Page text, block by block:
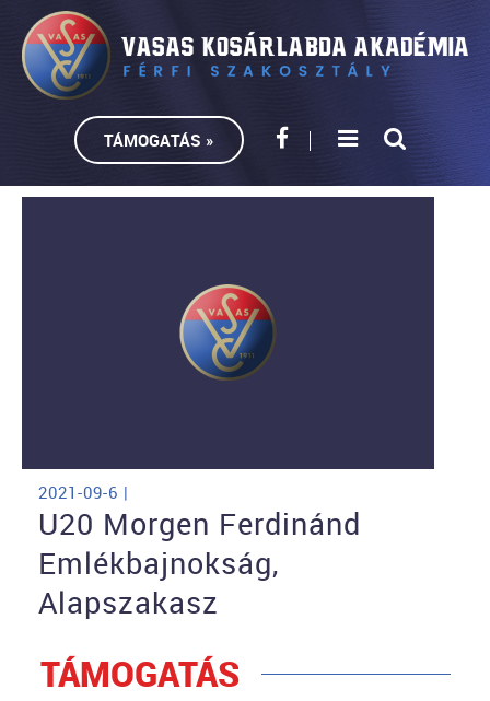
TÁMOGATÁS »
2021-09-6 |
U20 Morgen Ferdinánd
Emlékbajnokság,
Alapszakasz
TÁMOGATÁS